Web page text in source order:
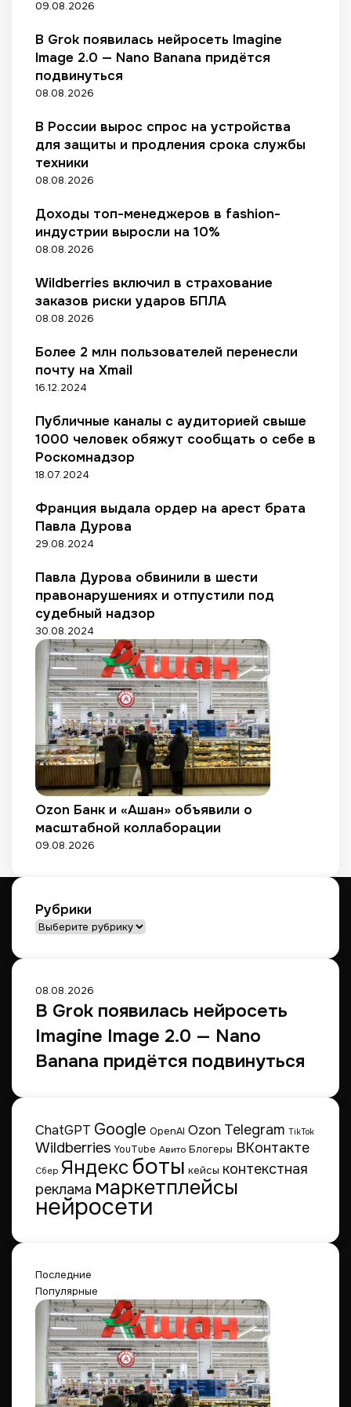
м
д
в
р
а
а
ц
а
?
а
и
ж
е
5
%
д
х
а
е
о
в
4
м
е
с
ц
а
ж
п
р
о
д
к
ц
и
ю
о
с
к
д
о
й
е
а
ю
т
м
н
т
о
р
с
п
о
ы
ш
е
н
ы
м
а
з
н
и
е
т
в
а
н
а
и
т
ь
о
т
р
д
н
и
о
в
с
н
в
а
л
н
о
с
ь
ю
09.08.2026
В Grok появилась нейросеть Imagine
Image 2.0 — Nano Banana придётся
подвинуться
08.08.2026
В России вырос спрос на устройства
для защиты и продления срока службы
техники
08.08.2026
Доходы топ-менеджеров в fashion-
индустрии выросли на 10%
08.08.2026
Wildberries включил в страхование
заказов риски ударов БПЛА
08.08.2026
Более 2 млн пользователей перенесли
почту на Xmail
16.12.2024
Публичные каналы с аудиторией свыше
1000 человек обяжут сообщать о себе в
Роскомнадзор
18.07.2024
Франция выдала ордер на арест брата
Павла Дурова
29.08.2024
Павла Дурова обвинили в шести
правонарушениях и отпустили под
судебный надзор
30.08.2024
Ozon Банк и «Ашан» объявили о
масштабной коллаборации
09.08.2026
Рубрики
Рубрики
08.08.2026
В Grok появилась нейросеть
Imagine Image 2.0 — Nano
Banana придётся подвинуться
ChatGPT Google OpenAI Ozon Telegram TikTok
Wildberries YouTube Авито Блогеры ВКонтакте
Сбер Яндексботы кейсы контекстная
реклама маркетплейсы
нейросети
Последние
Популярные